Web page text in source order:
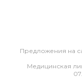
Предложения на
Медицинская